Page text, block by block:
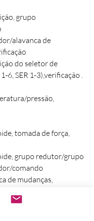
grupo
alavanca de
do seletor de
6, SER 1-3),verificação .
pressão,
tomada de força,
grupo redutor/grupo
comando
de mudanças,
da largura de